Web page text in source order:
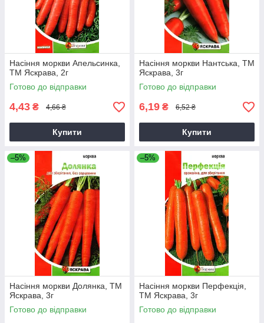
Насіння моркви Апельсинка,
ТМ Яскрава, 2г
Готово до відправки
4,43 ₴ 4,66 ₴
Купити
Насіння моркви Нантська, ТМ
Яскрава, 3г
Готово до відправки
6,19 ₴ 6,52 ₴
Купити
–5%
Насіння моркви Долянка, ТМ
Яскрава, 3г
Готово до відправки
–5%
Насіння моркви Перфекцiя,
ТМ Яскрава, 3г
Готово до відправки